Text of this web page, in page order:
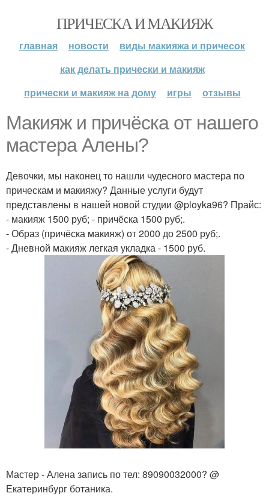
ПРИЧЕСКА И МАКИЯЖ
главная новости
виды макияжа и причесок
как делать прически и макияж
прически и макияж на дому
игры отзывы
Макияж и причёска от нашего
мастера Алены?
Девочки, мы наконец то нашли чудесного мастера по
прическам и макияжу? Данные услуги будут
представлены в нашей новой студии @ployka96? Прайс:
- макияж 1500 руб; - причёска 1500 руб;.
- Образ (причёска макияж) от 2000 до 2500 руб;.
- Дневной макияж легкая укладка - 1500 руб.
Мастер - Алена запись по тел: 89090032000? @
Екатеринбург ботаника.